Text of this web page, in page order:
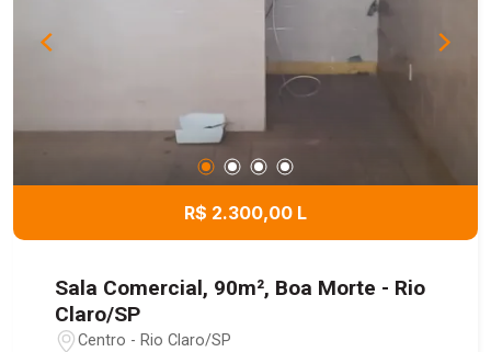
R$ 2.300,00 L
Sala Comercial, 90m², Boa Morte - Rio
Claro/SP
Centro - Rio Claro/SP